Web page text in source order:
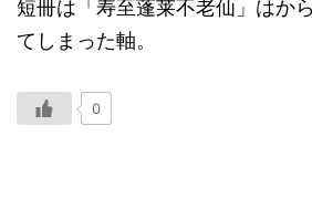
短冊は「寿至蓬莱不老仙」はか
てしまった軸。
0